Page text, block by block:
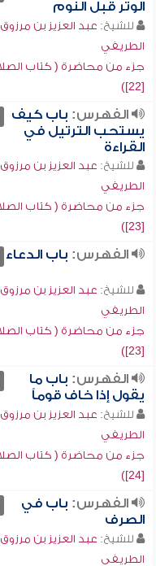
الوتر قبل النوم
للشيخ: عبد العزيز بن مرزوق
الطريفي
جزء من محاضرة ( كتاب
[22])
الفهرس: باب كيف
يستحب الترتيل في
القراءة
للشيخ: عبد العزيز بن مرزوق
الطريفي
جزء من محاضرة ( كتاب
[23])
الفهرس: باب الدعاء
للشيخ: عبد العزيز بن مرزوق
الطريفي
جزء من محاضرة ( كتاب
[23])
الفهرس: باب ما
يقول إذا خاف قوماً
للشيخ: عبد العزيز بن مرزوق
الطريفي
جزء من محاضرة ( كتاب
[24])
الفهرس: باب في
الصرف
للشيخ: عبد العزيز بن مرزوق
الطريفي